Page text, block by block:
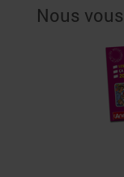
Nous